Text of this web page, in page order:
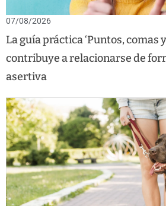
07/08/2026
La guía práctica ‘Puntos, comas
contribuye a relacionarse de
asertiva